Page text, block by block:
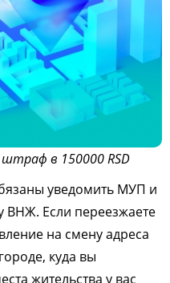
в 150000 RSD
уведомить МУП и
ВНЖ. Если переезжаете
на смену адреса
куда вы
жительства у вас